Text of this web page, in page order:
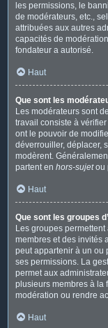
les permissions, le
de modérateurs, etc.,
attribuées aux autres
capacités de
fondateur a autorisé.
Haut
Que sont les
Les modérateurs sont
travail consiste à
ont le pouvoir de
déverrouiller, déplacer,
modèrent.
partent en hors-sujetou
Haut
Que sont les groupes
Les groupes
membres et des invités
peut appartenir à un ou
ses permissions. La
permet aux
plusieurs membres à la
modération ou rendre
Haut